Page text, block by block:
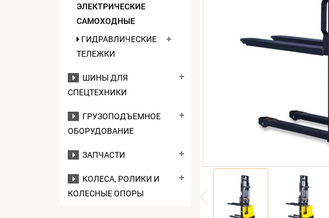
ЭЛЕКТРИЧЕСКИЕ
САМОХОДНЫЕ
ГИДРАВЛИЧЕСКИЕ
ТЕЛЕЖКИ
ШИНЫ ДЛЯ
СПЕЦТЕХНИКИ
ГРУЗОПОДЪЕМНОЕ
ОБОРУДОВАНИЕ
ЗАПЧАСТИ
КОЛЕСА, РОЛИКИ И
КОЛЕСНЫЕ ОПОРЫ